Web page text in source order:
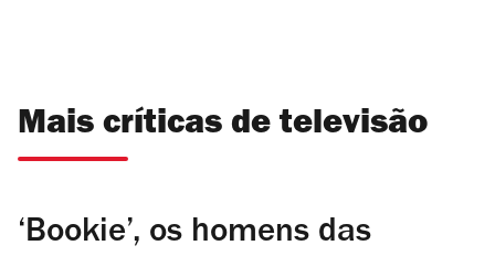
Mais críticas de televisão
‘Bookie’, os homens das